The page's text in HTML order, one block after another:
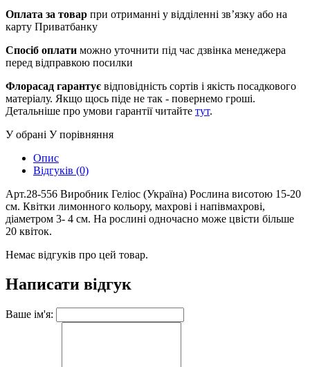
Оплата за товар при отриманні у відділенні зв’язку або на
карту Приватбанку
Спосіб оплати можно уточнити під час дзвінка менеджера
перед відправкою посилки
Флорасад гарантує відповідність сортів і якість посадкового
матеріалу. Якщо щось піде не так - повернемо гроші.
Детальніше про умови гарантії читайте тут.
У обрані У порівняння
Опис
Відгуків (0)
Арт.28-556 Виробник Геліос (Україна) Рослина висотою 15-20
см. Квітки лимонного кольору, махрові і напівмахрові,
діаметром 3- 4 см. На рослині одночасно може цвісти більше
20 квіток.
Немає відгуків про цей товар.
Написати відгук
Ваше ім'я: